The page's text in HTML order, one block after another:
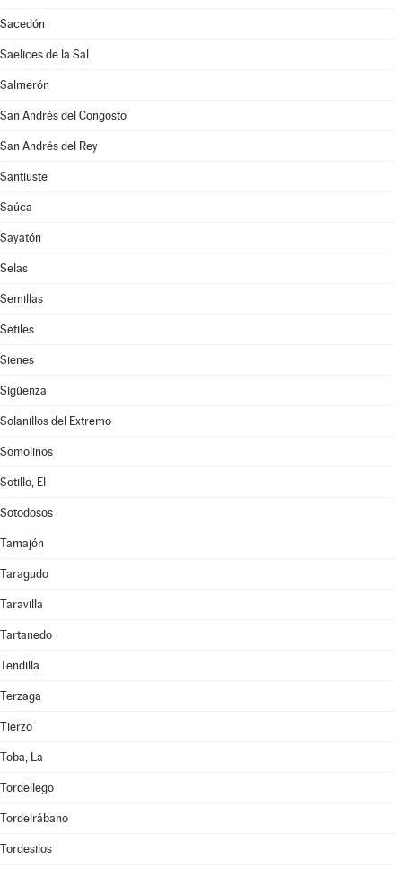
Sacedón
Saelices de la Sal
Salmerón
San Andrés del Congosto
San Andrés del Rey
Santiuste
Saúca
Sayatón
Selas
Semillas
Setiles
Sienes
Sigüenza
Solanillos del Extremo
Somolinos
Sotillo, El
Sotodosos
Tamajón
Taragudo
Taravilla
Tartanedo
Tendilla
Terzaga
Tierzo
Toba, La
Tordellego
Tordelrábano
Tordesilos